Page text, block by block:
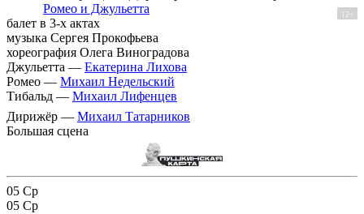
Ромео и Джульетта
12+
балет в 3-х актах
музыка Сергея Прокофьева
хореография Олега Виноградова
Джульетта — Екатерина Лихова
Ромео — Михаил Недельский
Тибальд — Михаил Лифенцев
Дирижёр — Михаил Татарников
Большая сцена
05 Ср
05 Ср